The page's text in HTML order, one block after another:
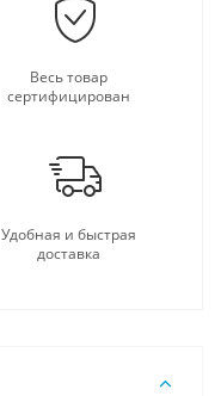
Весь товар
сертифицирован
Удобная и быстрая
доставка